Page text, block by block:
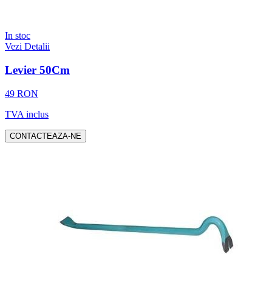
In stoc
Vezi Detalii
Levier 50Cm
49 RON
TVA inclus
CONTACTEAZA-NE